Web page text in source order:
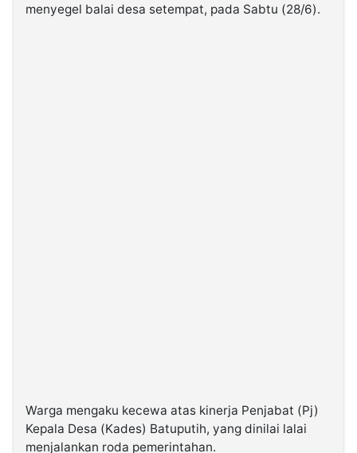
menyegel balai desa setempat, pada Sabtu (28/6).
Warga mengaku kecewa atas kinerja Penjabat (Pj)
Kepala Desa (Kades) Batuputih, yang dinilai lalai
menjalankan roda pemerintahan.